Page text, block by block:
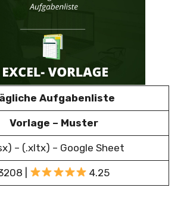
Aufgabenliste
Vorlage – Muster
– (.xltx) – Google Sheet
| 4.25